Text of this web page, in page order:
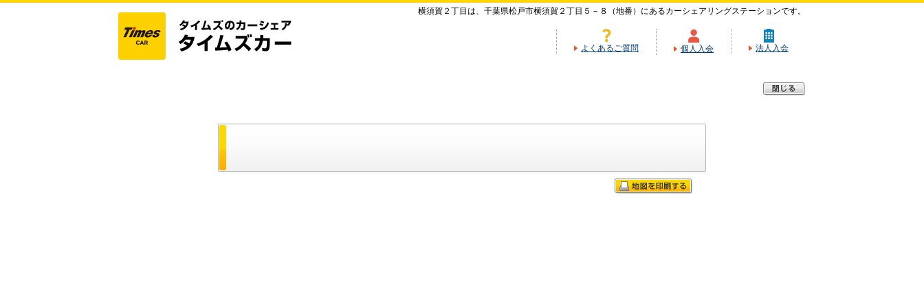
横須賀２丁目は、千葉県松戸市横須賀２丁目５－８（地番）にあるカーシェアリングステーションです。
よくあるご質問 個人入会 法人入会